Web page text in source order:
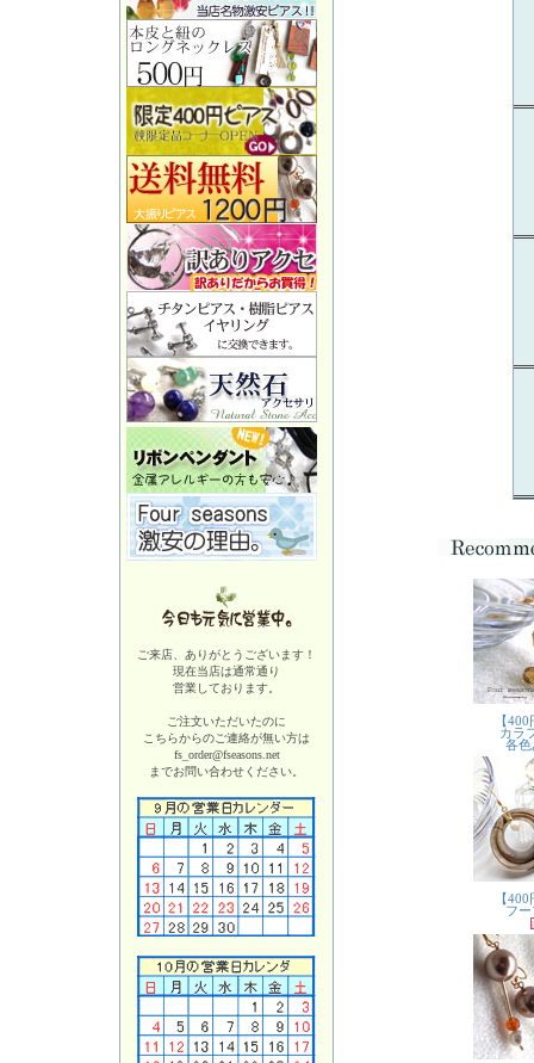
ご来店、ありがとうございます！
現在当店は通常通り
営業しております。
ご注文いただいたのに
こちらからのご連絡が無い方は
fs_order@fseasons.net
までお問い合わせください。